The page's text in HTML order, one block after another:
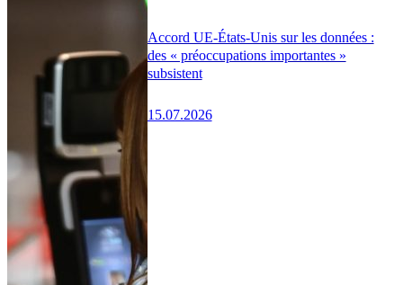
Accord UE-États-Unis sur les données :
des « préoccupations importantes »
subsistent
15.07.2026